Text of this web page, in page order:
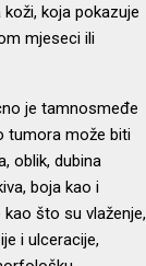
koja pokazuje
mjeseci ili
je tamnosmeđe
tumora može biti
oblik, dubina
boja kao i
što su vlaženje,
i ulceracije,